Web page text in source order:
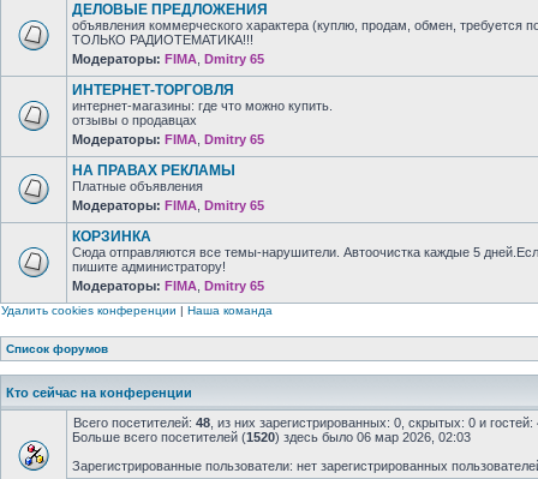
ДЕЛОВЫЕ ПРЕДЛОЖЕНИЯ
объявления коммерческого характера (куплю, продам, обмен, требуется
ТОЛЬКО РАДИОТЕМАТИКА!!!
Модераторы: FIMA Dmitry 65
ИНТЕРНЕТ-ТОРГОВЛЯ
интернет-магазины: где что можно купить.
отзывы о продавцах
Модераторы: FIMA Dmitry 65
НА ПРАВАХ РЕКЛАМЫ
Платные объявления
Модераторы: FIMA Dmitry 65
КОРЗИНКА
Сюда отправляются все темы-нарушители. Автоочистка каждые 5
пишите администратору!
Модераторы: FIMA Dmitry 65
Удалить cookies конференции | Наша команда
Список форумов
Кто сейчас на конференции
Всего посетителей: 48 , из них зарегистрированных: 0, скрытых: 0 и
Больше всего посетителей (1520) здесь было 06 мар 2026, 02:03
Зарегистрированные пользователи: нет зарегистрированных